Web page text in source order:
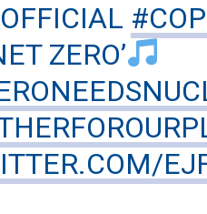
ZERO’